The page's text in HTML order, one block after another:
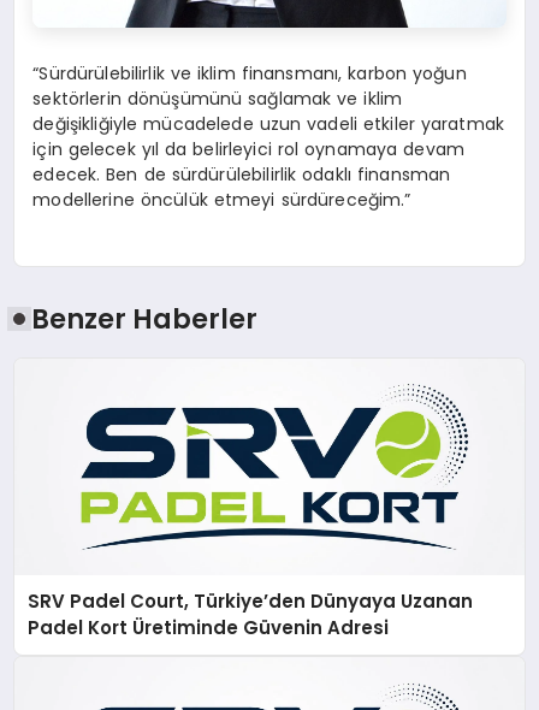
“Sürdürülebilirlik ve iklim finansmanı, karbon yoğun
sektörlerin dönüşümünü sağlamak ve iklim
değişikliğiyle mücadelede uzun vadeli etkiler yaratmak
için gelecek yıl da belirleyici rol oynamaya devam
edecek. Ben de sürdürülebilirlik odaklı finansman
modellerine öncülük etmeyi sürdüreceğim.”
Benzer Haberler
SRV Padel Court, Türkiye’den Dünyaya Uzanan
Padel Kort Üretiminde Güvenin Adresi